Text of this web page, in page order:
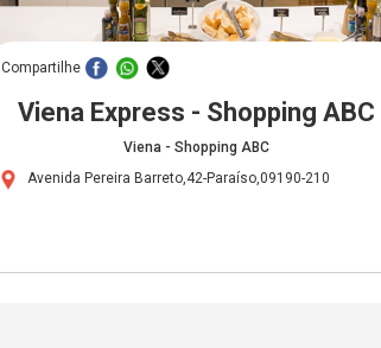
Compartilhe
Viena Express - Shopping ABC
Viena - Shopping ABC
Avenida Pereira Barreto,42-Paraíso,09190-210